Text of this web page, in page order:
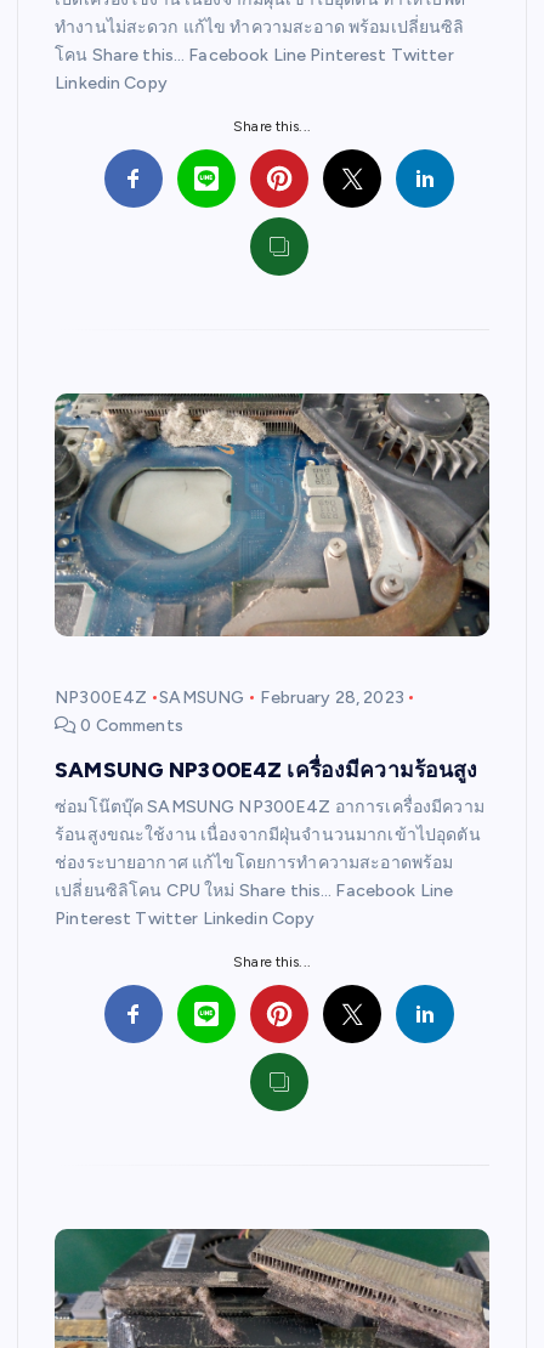
ทำงานไม่สะดวก แก้ไข ทำความสะอาด พร้อมเปลี่ยนซิลิ
โคน Share this… Facebook Line Pinterest Twitter
Linkedin Copy
Share this...
NP300E4Z SAMSUNG
February 28, 2023
0 Comments
SAMSUNG NP300E4Z เครื่องมีความร้อนสูง
ซ่อมโน๊ตบุ๊ค SAMSUNG NP300E4Z อาการเครื่องมีความ
ร้อนสูงขณะใช้งาน เนื่องจากมีฝุ่นจำนวนมากเข้าไปอุดตัน
ช่องระบายอากาศ แก้ไขโดยการทำความสะอาดพร้อม
เปลี่ยนซิลิโคน CPU ใหม่ Share this… Facebook Line
Pinterest Twitter Linkedin Copy
Share this...